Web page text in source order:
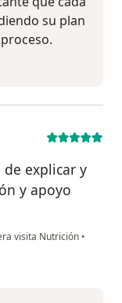
su plan
explicar y
y apoyo
visita Nutrición •